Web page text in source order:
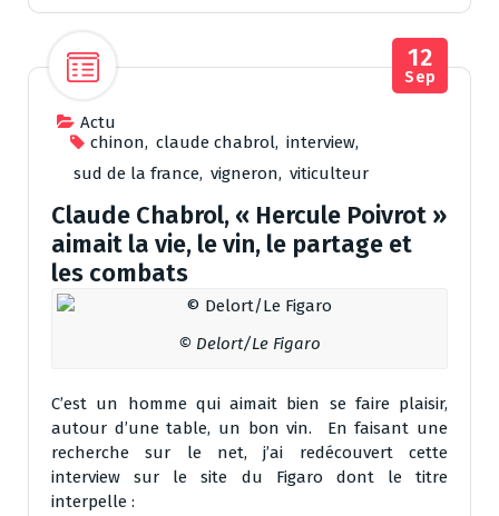
Actu
chinon, claude chabrol, interview,
sud de la france, vigneron, viticulteur
12
Sep
Claude Chabrol, « Hercule Poivrot »
aimait la vie, le vin, le partage et
les combats
© Delort/Le Figaro
C’est un homme qui aimait bien se faire plaisir,
autour d’une table, un bon vin. En faisant une
recherche sur le net, j’ai redécouvert cette
interview sur le site du Figaro dont le titre
interpelle :